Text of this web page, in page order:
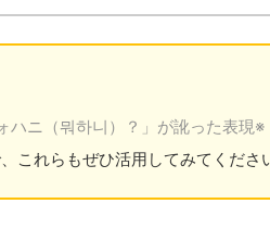
ハニ（뭐하니）？」が訛った表現※
これらもぜひ活用してみてくださ